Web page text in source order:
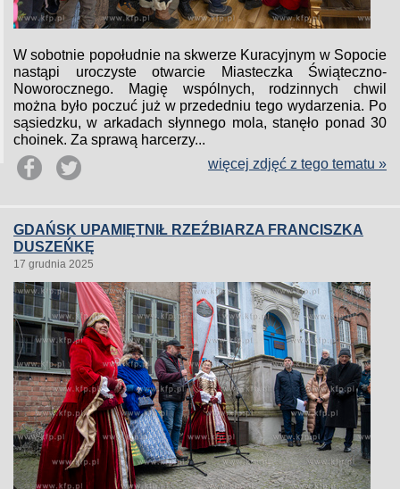
W sobotnie popołudnie na skwerze Kuracyjnym w Sopocie
nastąpi uroczyste otwarcie Miasteczka Świąteczno-
Noworocznego. Magię wspólnych, rodzinnych chwil
można było poczuć już w przededniu tego wydarzenia. Po
sąsiedzku, w arkadach słynnego mola, stanęło ponad 30
choinek. Za sprawą harcerzy...
więcej zdjęć z tego tematu »
GDAŃSK UPAMIĘTNIŁ RZEŹBIARZA FRANCISZKA
DUSZEŃKĘ
17 grudnia 2025